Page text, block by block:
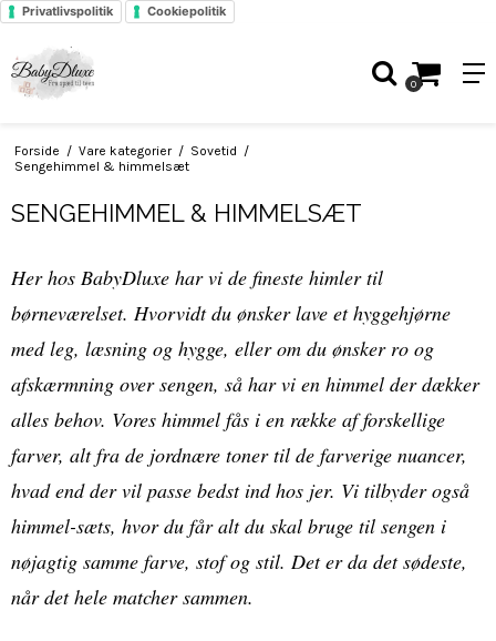
Privatlivspolitik Cookiepolitik
0
Forside / Vare kategorier / Sovetid /
Sengehimmel & himmelsæt
SENGEHIMMEL & HIMMELSÆT
Her hos BabyDluxe har vi de fineste himler til
børneværelset. Hvorvidt du ønsker lave et hyggehjørne
med leg, læsning og hygge, eller om du ønsker ro og
afskærmning over sengen, så har vi en himmel der dækker
alles behov. Vores himmel fås i en række af forskellige
farver, alt fra de jordnære toner til de farverige nuancer,
hvad end der vil passe bedst ind hos jer. Vi tilbyder også
himmel-sæts, hvor du får alt du skal bruge til sengen i
nøjagtig samme farve, stof og stil. Det er da det sødeste,
når det hele matcher sammen.